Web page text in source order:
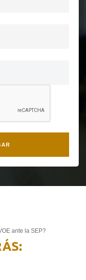
ante la SEP?